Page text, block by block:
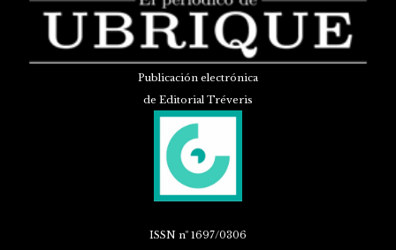
Publicación electrónica
de Editorial Tréveris
ISSN nº 1697/0306